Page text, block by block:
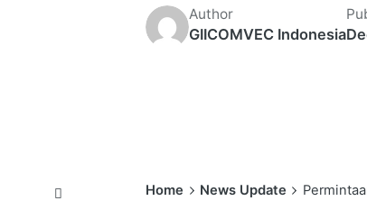
Author
GIICOMVEC Indonesia
Home News Update